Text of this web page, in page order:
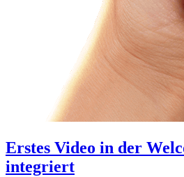
Erstes Video in der
integriert